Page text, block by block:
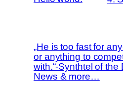
„He is too fast for
or anything to
with.“-Synthtel of the
News & more…